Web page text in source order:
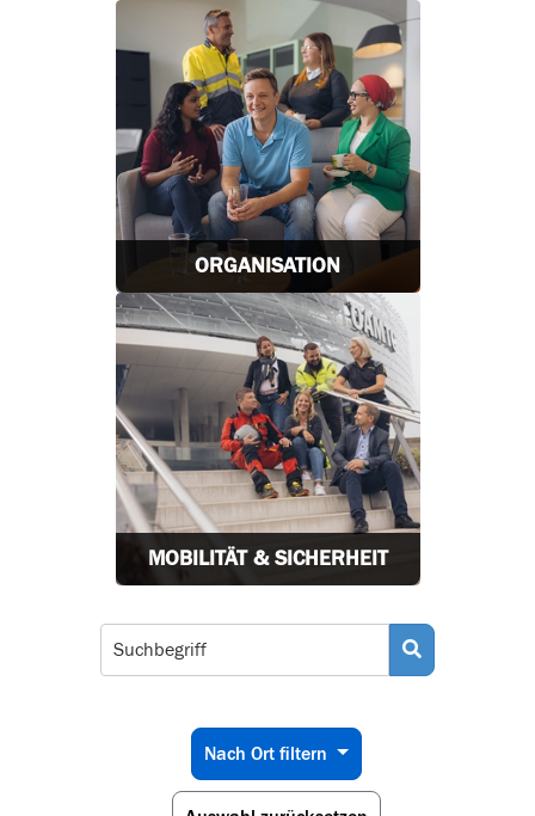
ORGANISATION
MOBILITÄT & SICHERHEIT
Nach Ort filtern